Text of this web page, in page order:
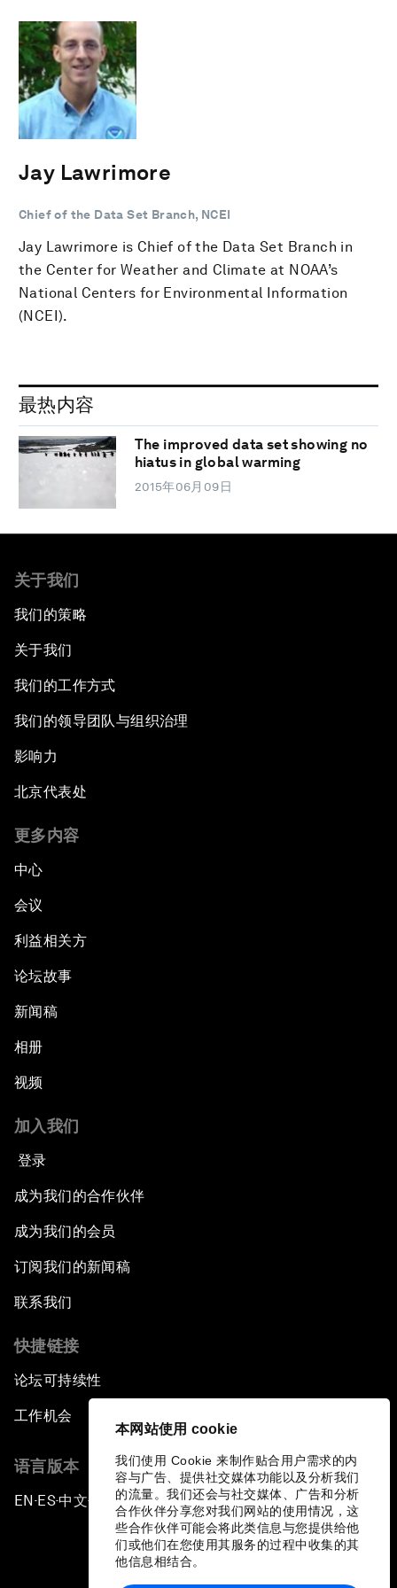
本网站使用 cookie
我们使用 Cookie 来制作贴合用户需求的内
容与广告、提供社交媒体功能以及分析我们
的流量。我们还会与社交媒体、广告和分析
合作伙伴分享您对我们网站的使用情况，这
些合作伙伴可能会将此类信息与您提供给他
们或他们在您使用其服务的过程中收集的其
他信息相结合。
Jay Lawrimore
Chief of the Data Set Branch, NCEI
Jay Lawrimore is Chief of the Data Set Branch in
the Center for Weather and Climate at NOAA’s
National Centers for Environmental Information
(NCEI).
最热内容
The improved data set showing no
hiatus in global warming
2015年06月09日
关于我们
我们的策略
关于我们
我们的工作方式
我们的领导团队与组织治理
影响力
北京代表处
更多内容
中心
会议
利益相关方
论坛故事
新闻稿
相册
视频
加入我们
登录
成为我们的合作伙伴
成为我们的会员
订阅我们的新闻稿
联系我们
快捷链接
论坛可持续性
工作机会
语言版本
EN ▪ES▪中文▪ 日本語